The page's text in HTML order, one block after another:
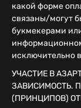
какой форме
связаны/могут
букмекерами
исключительно
УЧАСТИЕ В
ЗАВИСИМОСТЬ.
(ПРИНЦИПОВ)